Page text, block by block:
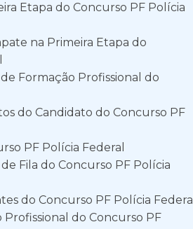
Etapa do Concurso PF Polícia
na Primeira Etapa do
Formação Profissional do
do Candidato do Concurso PF
PF Polícia Federal
Fila do Concurso PF Polícia
do Concurso PF Polícia Federal
do Concurso PF